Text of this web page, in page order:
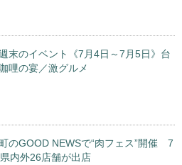
末のイベント《7月4日～7月5日》台
哩の宴／激グルメ
のGOOD NEWSで“肉フェス”開催 7
内外26店舗が出店